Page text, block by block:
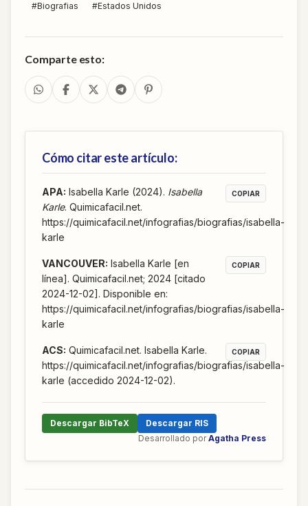
#Biografias #Estados Unidos
Comparte esto:
Cómo citar este artículo:
APA: Isabella Karle (2024). Isabella
Karle. Quimicafacil.net.
https://quimicafacil.net/infografias/biografias/isabella-
karle
COPIAR
VANCOUVER: Isabella Karle [en
línea]. Quimicafacil.net; 2024 [citado
2024-12-02]. Disponible en:
https://quimicafacil.net/infografias/biografias/isabella-
karle
COPIAR
ACS: Quimicafacil.net. Isabella Karle.
https://quimicafacil.net/infografias/biografias/isabella-
karle (accedido 2024-12-02).
COPIAR
Descargar BibTeX
Descargar RIS
Desarrollado por Agatha Press